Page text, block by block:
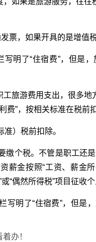
发票，如果开具的是增
写明了“住宿费”，但是
旅游费用支出，很多
费”，按相关标准在税
）税前扣除。
缴个税。不管是职工还
薪金按照“工资、薪金
“偶然所得税”项目征收
写明了“住宿费”，但是
办！